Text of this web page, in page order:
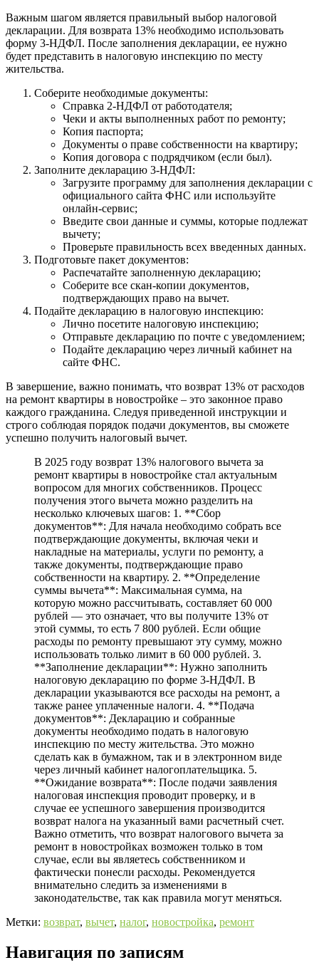
Важным шагом является правильный выбор налоговой
декларации. Для возврата 13% необходимо использовать
форму 3-НДФЛ. После заполнения декларации, ее нужно
будет представить в налоговую инспекцию по месту
жительства.
Соберите необходимые документы:
Справка 2-НДФЛ от работодателя;
Чеки и акты выполненных работ по ремонту;
Копия паспорта;
Документы о праве собственности на квартиру;
Копия договора с подрядчиком (если был).
Заполните декларацию 3-НДФЛ:
Загрузите программу для заполнения декларации с
официального сайта ФНС или используйте
онлайн-сервис;
Введите свои данные и суммы, которые подлежат
вычету;
Проверьте правильность всех введенных данных.
Подготовьте пакет документов:
Распечатайте заполненную декларацию;
Соберите все скан-копии документов,
подтверждающих право на вычет.
Подайте декларацию в налоговую инспекцию:
Лично посетите налоговую инспекцию;
Отправьте декларацию по почте с уведомлением;
Подайте декларацию через личный кабинет на
сайте ФНС.
В завершение, важно понимать, что возврат 13% от расходов
на ремонт квартиры в новостройке – это законное право
каждого гражданина. Следуя приведенной инструкции и
строго соблюдая порядок подачи документов, вы сможете
успешно получить налоговый вычет.
В 2025 году возврат 13% налогового вычета за
ремонт квартиры в новостройке стал актуальным
вопросом для многих собственников. Процесс
получения этого вычета можно разделить на
несколько ключевых шагов: 1. **Сбор
документов**: Для начала необходимо собрать все
подтверждающие документы, включая чеки и
накладные на материалы, услуги по ремонту, а
также документы, подтверждающие право
собственности на квартиру. 2. **Определение
суммы вычета**: Максимальная сумма, на
которую можно рассчитывать, составляет 60 000
рублей — это означает, что вы получите 13% от
этой суммы, то есть 7 800 рублей. Если общие
расходы по ремонту превышают эту сумму, можно
использовать только лимит в 60 000 рублей. 3.
**Заполнение декларации**: Нужно заполнить
налоговую декларацию по форме 3-НДФЛ. В
декларации указываются все расходы на ремонт, а
также ранее уплаченные налоги. 4. **Подача
документов**: Декларацию и собранные
документы необходимо подать в налоговую
инспекцию по месту жительства. Это можно
сделать как в бумажном, так и в электронном виде
через личный кабинет налогоплательщика. 5.
**Ожидание возврата**: После подачи заявления
налоговая инспекция проводит проверку, и в
случае ее успешного завершения производится
возврат налога на указанный вами расчетный счет.
Важно отметить, что возврат налогового вычета за
ремонт в новостройках возможен только в том
случае, если вы являетесь собственником и
фактически понесли расходы. Рекомендуется
внимательно следить за изменениями в
законодательстве, так как правила могут меняться.
Метки: возврат, вычет, налог, новостройка, ремонт
Навигация по записям